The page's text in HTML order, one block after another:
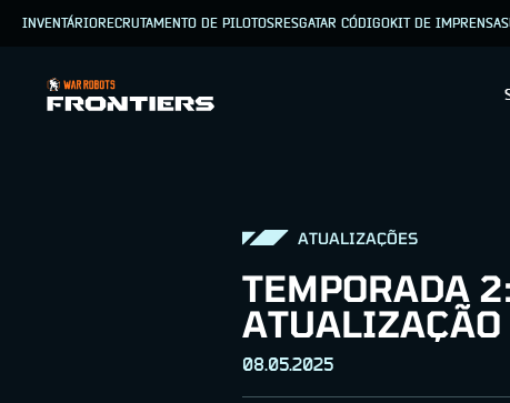
INVENTÁRIORECRUTAMENTO DE PILOTOSRESGATAR CÓDIGOKIT DE IMPRENSA
ATUALIZAÇÕES
TEMPORADA
ATUALIZAÇÃO
08.05.2025